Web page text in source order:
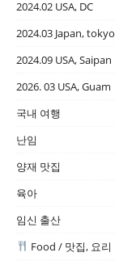
2024.02 USA, DC
2024.03 Japan, tokyo
2024.09 USA, Saipan
2026. 03 USA, Guam
국내 여행
난임
양재 맛집
육아
임신 출산
Food / 맛집, 요리